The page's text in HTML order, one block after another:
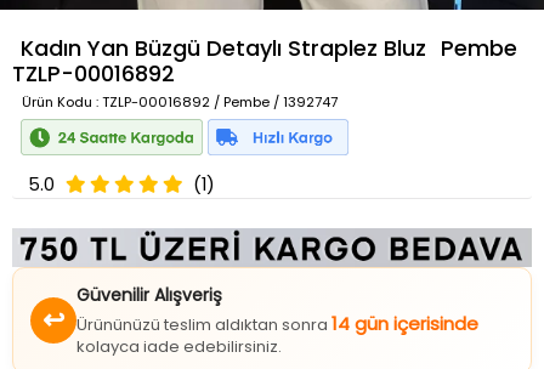
Kadın Yan Büzgü Detaylı Straplez Bluz Pembe
TZLP-00016892
Ürün Kodu : TZLP-00016892 / Pembe / 1392747
5.0 (1)
Güvenilir Alışveriş
Ürününüzü teslim aldıktan sonra
kolayca iade edebilirsiniz.